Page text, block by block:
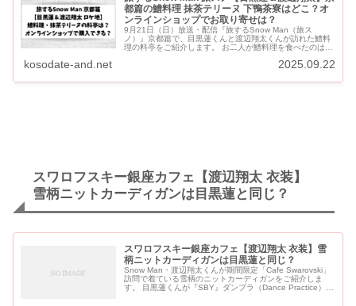
都篇の鱧料理 抹茶テリーヌ 下鴨茶寮はどこ？オ
ンラインショップでお取り寄せは？
9月21日（日）放送・配信『旅するSnow Man（旅ス
ノ）』京都篇で、目黒蓮くんと渡辺翔太くんが訪れた鱧料
理の料亭をご紹介します。 お二人が鱧料理を食べたのは
kosodate-and.net 2025.09.22
スワロフスキー銀座カフェ【渡辺翔太 衣装】
雪柄ニットカーディガンは目黒蓮と同じ？
スワロフスキー銀座カフェ【渡辺翔太 衣装】雪
柄ニットカーディガンは目黒蓮と同じ？
Snow Man・渡辺翔太くんが期間限定「Cafe Swarovski」
訪問で着ている雪柄のニットカーディガンをご紹介しま
す。 目黒蓮くんが『SBY』ダンプラ（Dance Practice）で